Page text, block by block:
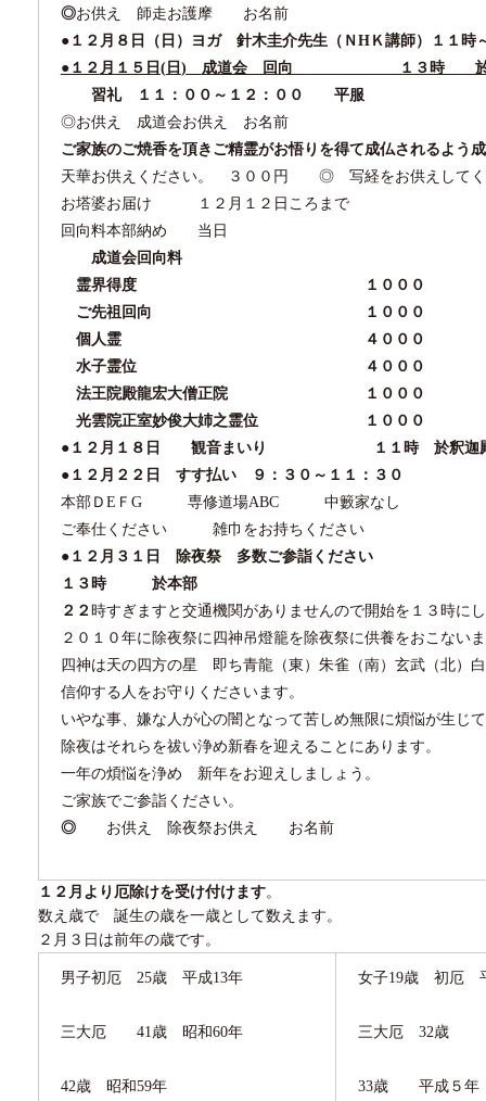
◎お供え 師走お護摩 お名前
●１２ 月 ８日（日）ヨガ 針木圭介先生（ＮHＫ講師）１１時
●１２ 月 １５日 (日 ) 成道会 回向
１３時 於
習礼 １１：００～１２：００ 平服
◎お供え 成道会お供え お名前
ご家族のご焼香を頂きご精霊がお悟りを得て成仏されるよう
天華お供えください。 ３００円 ◎写経をお供えしてく
お塔婆お届け １２月１２日ころまで
回向料本部納め 当日
成道会回向料
霊界得度 １０００
ご先祖回向 １０００
個人霊 ４０００
水子霊位 ４０００
法王院殿龍宏大僧正院 １０００
光雲院正室妙俊大姉之霊位 １０００
●１２月１８日 観音まいり １１時 於釈迦
●１２月２２日 すす払い ９：３０～１１：３０
本部Ｄ E Ｆ G専修道場ABC中籔家なし
ご奉仕ください 雑巾をお持ちください
●１２月３１日 除夜祭 多数ご参詣ください
１３ 時 於本部
２２ 時すぎますと交通機関がありませんので開始を１３時に
２０１０年に除夜祭に四神吊燈籠を除夜祭に供養をおこない
四神は天の四方の星 即ち青龍（東）朱雀（南）玄武（北）
信仰する人をお守りくださいます。
いやな事、嫌な人が心の闇となって苦しめ無限に煩悩が生じ
除夜はそれらを祓い浄め新春を迎えることにあります。
一年の煩悩を浄め 新年をお迎えしましょう。
ご家族でご参詣ください。
◎お供え 除夜祭お供え お名前
１２月より厄除けを受け付けます。
数え歳で 誕生の歳を一歳として数えます。
２月 ３ 日は前年の歳です。
男子初厄 25歳 平成13年
三大厄 41 歳 昭和60年
42歳 昭和59年
女子19歳 初厄
三大厄 32歳
33歳 平成５年